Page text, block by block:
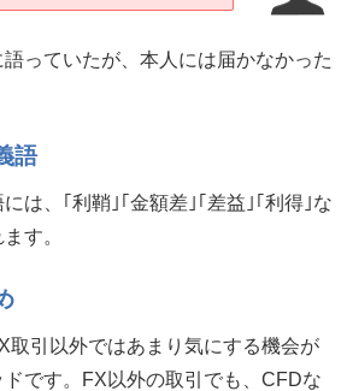
っていたが、本人には届かなかった
語
は、｢利鞘｣｢金額差｣｢差益｣｢利得｣な
す。
取引以外ではあまり気にする機会が
です。FX以外の取引でも、CFDな